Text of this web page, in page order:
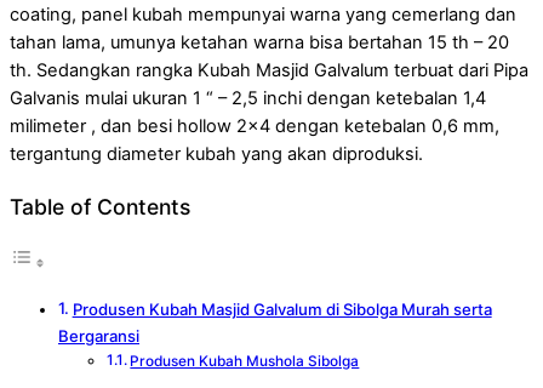
coating, panel kubah mempunyai warna yang cemerlang dan
tahan lama, umunya ketahan warna bisa bertahan 15 th – 20
th. Sedangkan rangka Kubah Masjid Galvalum terbuat dari Pipa
Galvanis mulai ukuran 1 “ – 2,5 inchi dengan ketebalan 1,4
milimeter , dan besi hollow 2×4 dengan ketebalan 0,6 mm,
tergantung diameter kubah yang akan diproduksi.
Table of Contents
Produsen Kubah Masjid Galvalum di Sibolga Murah serta
Bergaransi
Produsen Kubah Mushola Sibolga